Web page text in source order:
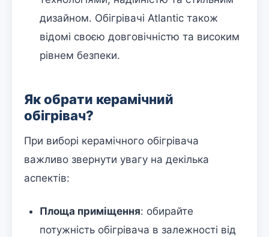
дизайном. Обігрівачі Atlantic також
відомі своєю довговічністю та високим
рівнем безпеки.
Як обрати керамічний
обігрівач?
При виборі керамічного обігрівача
важливо звернути увагу на декілька
аспектів:
Площа приміщення: обирайте
потужність обігрівача в залежності від